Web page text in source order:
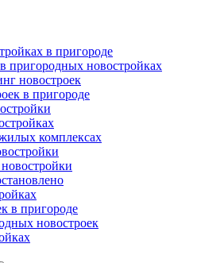
в пригороде
пригородных новостройках
новостроек
в пригороде
комплексах
в пригороде
новостроек